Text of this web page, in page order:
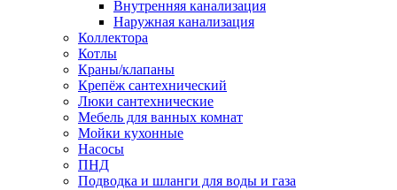
Внутренняя канализация
Наружная канализация
Коллектора
Котлы
Краны/клапаны
Крепёж сантехнический
Люки сантехнические
Мебель для ванных комнат
Мойки кухонные
Насосы
ПНД
Подводка и шланги для воды и газа